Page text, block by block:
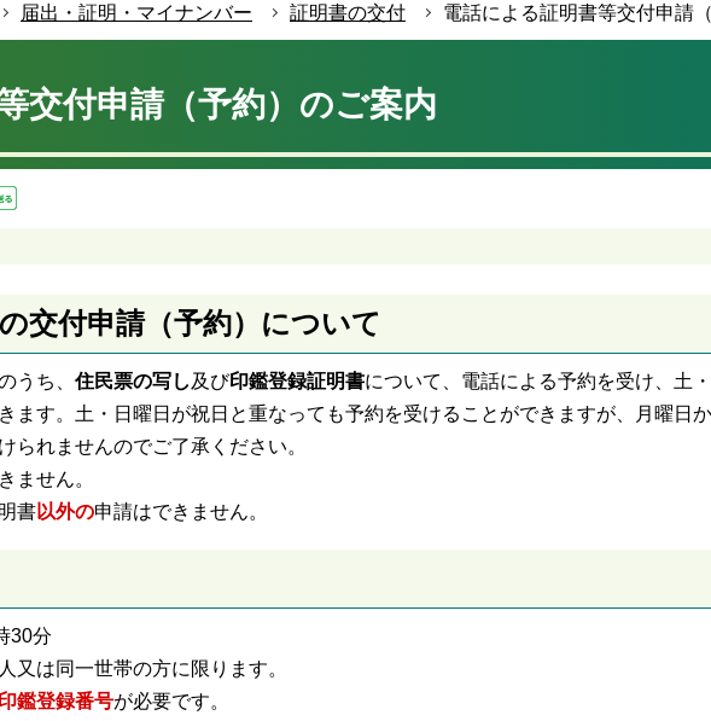
届出・証明・マイナンバー 証明書の交付 電話による証明書等交付申請
交付申請（予約）のご案内
交付申請（予約）について
うち、 住民票の写し 及び印鑑登録証明書について、電話による予約を受け、土・
ます。土・日曜日が祝日と重なっても予約を受けることができますが、月曜日か
られませんのでご了承ください。
ません。
書以外の申請はできません。
30分
は同一世帯の方に限ります。
印鑑登録番号が必要です。